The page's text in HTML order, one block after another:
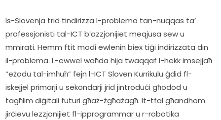
Is-Slovenja trid tindirizza l-problema tan-nuqqas ta’
professjonisti tal-ICT b’azzjonijiet meqjusa sew u
mmirati. Hemm ftit modi ewlenin biex tiġi indirizzata din
il-problema. L-ewwel waħda hija twaqqaf l-hekk imsejjaħ
“eżodu tal-imħuħ” fejn l-ICT Sloven Kurrikulu ġdid fl-
iskejjel primarji u sekondarji jrid jintroduċi għodod u
tagħlim diġitali futuri għaż-żgħażagħ. It-tfal għandhom
jirċievu lezzjonijiet fl-ipprogrammar u r-robotika